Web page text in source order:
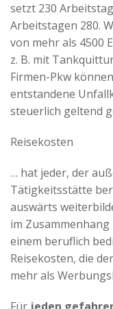
setzt 230
Arbeitstagen 280.
von mehr als 4500
z. B. mit
Firmen-Pkw
entstandene
steuerlich geltend
Reisekosten
… hat jeder, der
Tätigkeitsstätte
auswärts
im
einem beruflich
Reisekosten, die
mehr als